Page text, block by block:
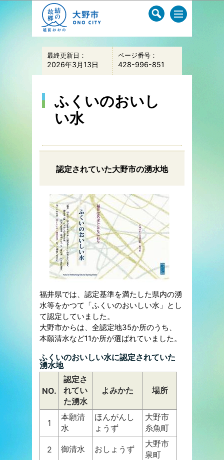
このページの本文へ移動
最終更新日：
2026年3月13日
ページ番号：
428-996-851
ふくいのおいし
い水
認定されていた大野市の湧水地
福井県では、認定基準を満たした県内の湧
水等をかつて「ふくいのおいしい水」とし
て認定していました。
大野市からは、全認定地35か所のうち、
本願清水など11か所が選ばれていました。
ふくいのおいしい水に認定されていた
湧水地
NO.
認定さ
れてい
た湧水
よみかた 場所
1
本願清
水
ほんがんし
ょうず
大野市
糸魚町
2 御清水 おしょうず
大野市
泉町